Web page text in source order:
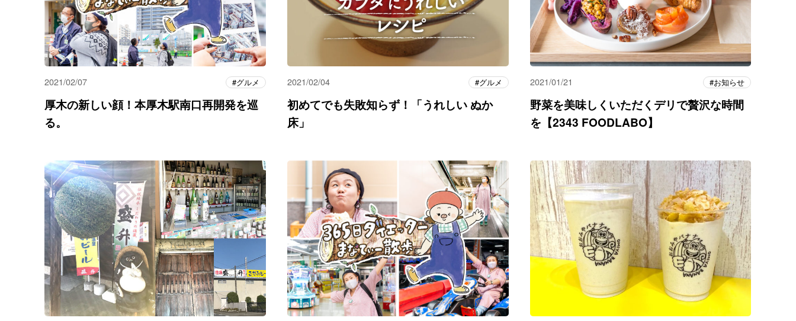
2021/02/07 グルメ
厚木の新しい顔！本厚木駅南口再開発を巡
る。
2021/02/04 グルメ
初めてでも失敗知らず！「うれしい ぬか
床」
2021/01/21 お知らせ
野菜を美味しくいただくデリで贅沢な時間
を【2343 FOODLABO】